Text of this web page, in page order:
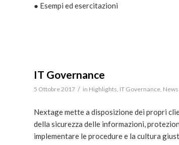
● Esempi ed esercitazioni
IT Governance
5 Ottobre 2017 / in Highlights, IT Governance, News
Nextage mette a disposizione dei propri
della sicurezza delle informazioni,
implementare le procedure e la cultura